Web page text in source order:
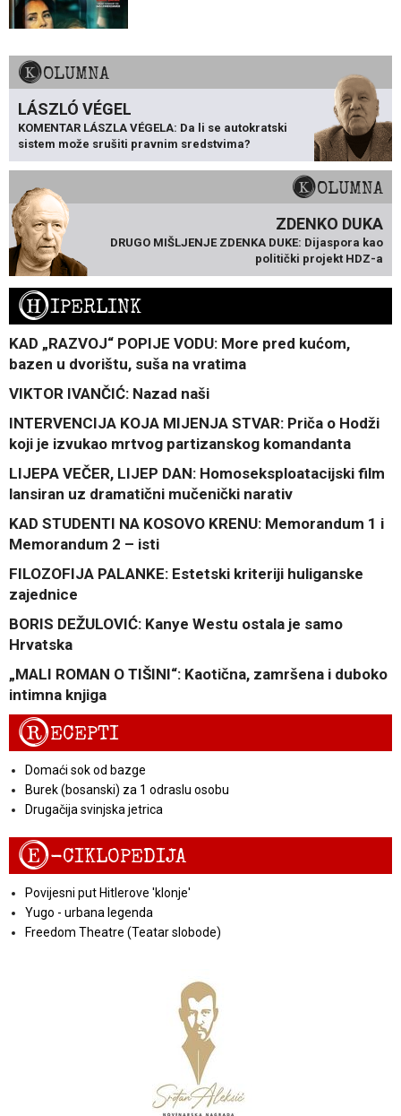
KOLUMNA
LÁSZLÓ VÉGEL
KOMENTAR LÁSZLA VÉGELA: Da li se autokratski
sistem može srušiti pravnim sredstvima?
KOLUMNA
ZDENKO DUKA
DRUGO MIŠLJENJE ZDENKA DUKE: Dijaspora kao
politički projekt HDZ-a
HIPERLINK
KAD „RAZVOJ“ POPIJE VODU: More pred kućom,
bazen u dvorištu, suša na vratima
VIKTOR IVANČIĆ: Nazad naši
INTERVENCIJA KOJA MIJENJA STVAR: Priča o Hodži
koji je izvukao mrtvog partizanskog komandanta
LIJEPA VEČER, LIJEP DAN: Homoseksploatacijski film
lansiran uz dramatični mučenički narativ
KAD STUDENTI NA KOSOVO KRENU: Memorandum 1 i
Memorandum 2 – isti
FILOZOFIJA PALANKE: Estetski kriteriji huliganske
zajednice
BORIS DEŽULOVIĆ: Kanye Westu ostala je samo
Hrvatska
„MALI ROMAN O TIŠINI“: Kaotična, zamršena i duboko
intimna knjiga
RECEPTI
Domaći sok od bazge
Burek (bosanski) za 1 odraslu osobu
Drugačija svinjska jetrica
E-CIKLOPEDIJA
Povijesni put Hitlerove 'klonje'
Yugo - urbana legenda
Freedom Theatre (Teatar slobode)